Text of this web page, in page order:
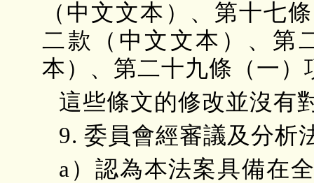
（中文文本）、第十七
二款（中文文本）、第
本）、第二十九條（一
這些條文的修改並沒有
9. 委員會經審議及分析
a）認為本法案具備在